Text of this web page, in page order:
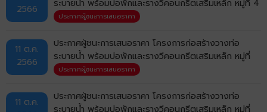
2566
ระบายน้ำ พร้อมบ่อพักและรางวีคอนกรีตเสริมเหล็ก หมู่ที่ 4
บ้านโคกฟันโปง (ซอยบ้านนายสมศรี จุลลาบุดดี ถึงบ้าน
จังหวัดขอนแก่น ด้วยวิธีประกวดราคาอิเล็กทรอนิกส์ (e-
bidding)
ประกาศผู้ชนะการเสนอราคา
11 ต.ค.
2566
ประกาศผู้ชนะการเสนอราคา โครงการก่อสร้างวางท่อ
ระบายน้ำ พร้อมบ่อพักและรางวีคอนกรีตเสริมเหล็ก หมู่ที่
19 บ้านกังวาน (ซอยหอพักคุณแม่) ตำบลบ้านเป็ด อำเภอ
อิเล็กทรอนิกส์ (e-bidding)
ประกาศผู้ชนะการเสนอราคา
11 ต.ค.
ประกาศผู้ชนะการเสนอราคา โครงการก่อสร้างวางท่อ
ระบายน้ำ พร้อมบ่อพักและรางวีคอนกรีตเสริมเหล็ก หมู่ที่